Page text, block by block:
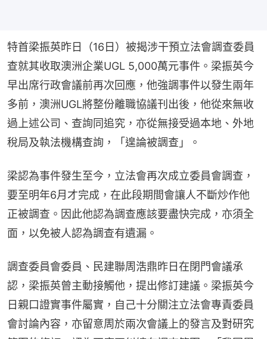
特首梁振英昨日（16日）被揭涉干預立法會調查委員
查就其收取澳洲企業UGL 5,000萬元事件。梁振英今
早出席行政會議前再次回應，他強調事件以發生兩年
多前，澳洲UGL將整份離職協議刊出後，他從來無收
過上述公司、查詢同追究，亦從無接受過本地、外地
稅局及執法機構查詢，「遑論被調查」。
梁認為事件發生至今，立法會再次成立委員會調查，
要至明年6月才完成，在此段期間會讓人不斷炒作他
正被調查。因此他認為調查應該要盡快完成，亦須全
面，以免被人認為調查有遺漏。
調查委員會委員、民建聯周浩鼎昨日在閉門會議承
認，梁振英曾主動接觸他，提出修訂建議。梁振英今
日親口證實事件屬實，自己十分關注立法會專責委員
會討論內容，亦留意周於兩次會議上的發言及對研究